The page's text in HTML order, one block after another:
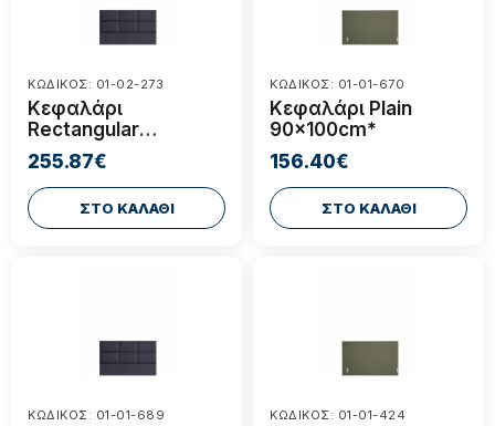
ΚΩΔΙΚΟΣ: 01-02-273
Κεφαλάρι
Rectangular
160x100cm*
255.87€
ΣΤΟ ΚΑΛΑΘΙ
ΚΩΔΙΚΟΣ: 01-01-670
Κεφαλάρι Plain
90x100cm*
156.40€
ΣΤΟ ΚΑΛΑΘΙ
ΚΩΔΙΚΟΣ: 01-01-689 ΚΩΔΙΚΟΣ: 01-01-424